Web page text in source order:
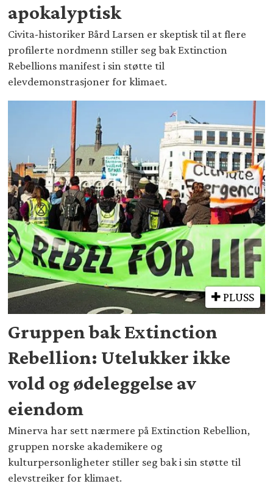
apokalyptisk
Civita-historiker Bård Larsen er skeptisk til at flere
profilerte nordmenn stiller seg bak Extinction
Rebellions manifest i sin støtte til
elevdemonstrasjoner for klimaet.
PLUSS
Gruppen bak Extinction
Rebellion: Utelukker ikke
vold og ødeleggelse av
eiendom
Minerva har sett nærmere på Extinction Rebellion,
gruppen norske akademikere og
kulturpersonligheter stiller seg bak i sin støtte til
elevstreiker for klimaet.